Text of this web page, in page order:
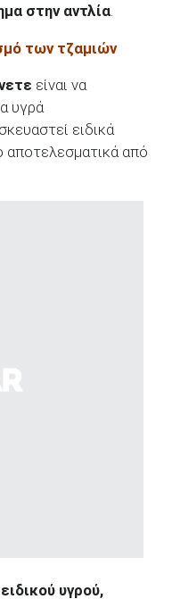
στην αντλία
των τζαμιών
είναι να
υγρά
ειδικά
αποτελεσματικά από
υγρού,